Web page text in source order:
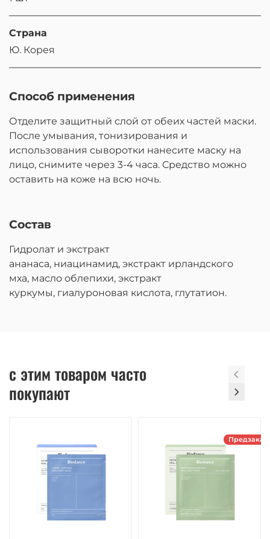
Страна
Ю. Корея
Способ применения
Отделите защитный слой от обеих частей маски.
После умывания, тонизирования и
использования сыворотки нанесите маску на
лицо, снимите через 3-4 часа. Средство можно
оставить на коже на всю ночь.
Состав
Гидролат и экстракт
ананаса, ниацинамид, экстракт ирландского
мха, масло облепихи, экстракт
куркумы, гиалуроновая кислота, глутатион.
с этим товаром часто
покупают
Предзаказ